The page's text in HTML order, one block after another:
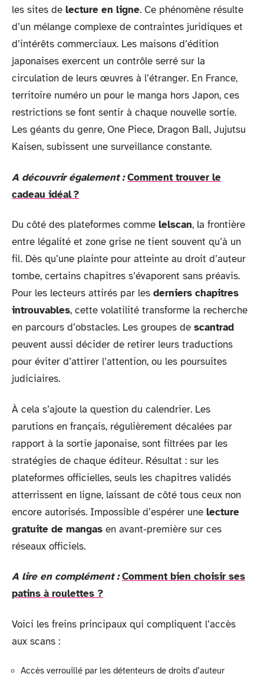
les sites de lecture en ligne. Ce phénomène résulte
d’un mélange complexe de contraintes juridiques et
d’intérêts commerciaux. Les maisons d’édition
japonaises exercent un contrôle serré sur la
circulation de leurs œuvres à l’étranger. En France,
territoire numéro un pour le manga hors Japon, ces
restrictions se font sentir à chaque nouvelle sortie.
Les géants du genre, One Piece, Dragon Ball, Jujutsu
Kaisen, subissent une surveillance constante.
A découvrir également : Comment trouver le
cadeau idéal ?
Du côté des plateformes comme lelscan, la frontière
entre légalité et zone grise ne tient souvent qu’à un
fil. Dès qu’une plainte pour atteinte au droit d’auteur
tombe, certains chapitres s’évaporent sans préavis.
Pour les lecteurs attirés par les derniers chapitres
introuvables, cette volatilité transforme la recherche
en parcours d’obstacles. Les groupes de scantrad
peuvent aussi décider de retirer leurs traductions
pour éviter d’attirer l’attention, ou les poursuites
judiciaires.
À cela s’ajoute la question du calendrier. Les
parutions en français, régulièrement décalées par
rapport à la sortie japonaise, sont filtrées par les
stratégies de chaque éditeur. Résultat : sur les
plateformes officielles, seuls les chapitres validés
atterrissent en ligne, laissant de côté tous ceux non
encore autorisés. Impossible d’espérer une lecture
gratuite de mangas en avant-première sur ces
réseaux officiels.
A lire en complément : Comment bien choisir ses
patins à roulettes ?
Voici les freins principaux qui compliquent l’accès
aux scans :
Accès verrouillé par les détenteurs de droits d’auteur